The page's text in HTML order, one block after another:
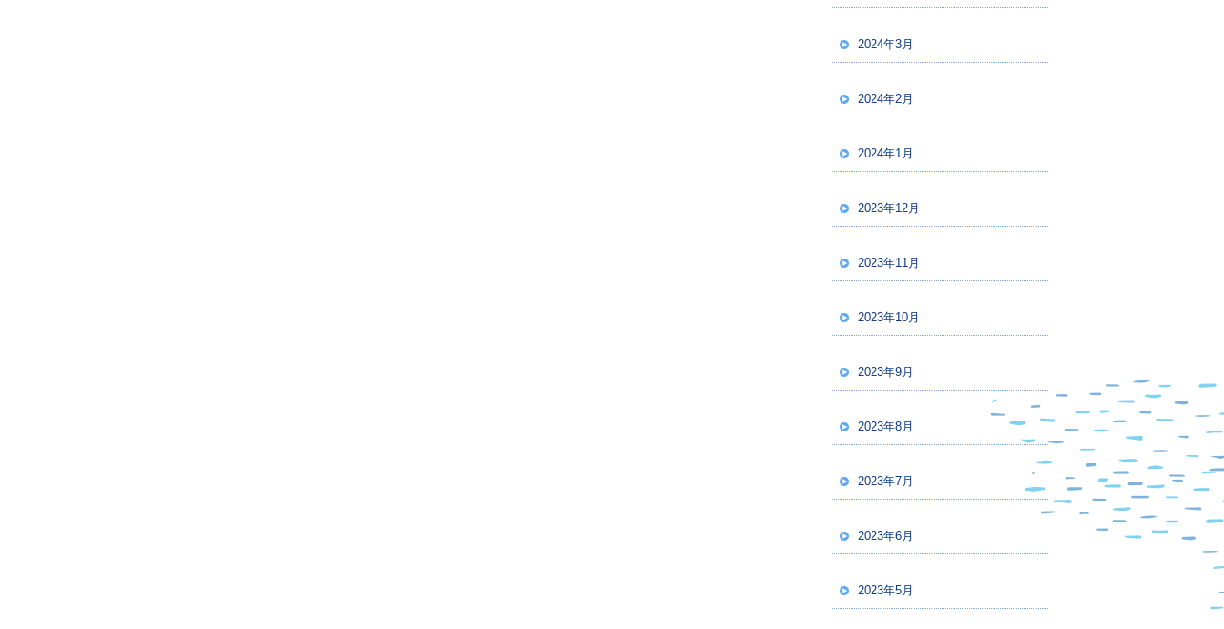
2024年3月
2024年2月
2024年1月
2023年12月
2023年11月
2023年10月
2023年9月
2023年8月
2023年7月
2023年6月
2023年5月